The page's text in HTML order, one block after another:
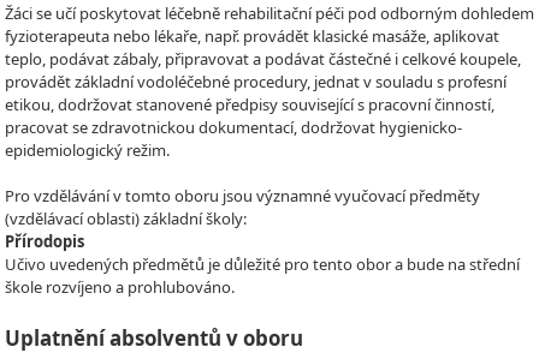
Žáci se učí poskytovat léčebně rehabilitační péči pod odborným dohledem
fyzioterapeuta nebo lékaře, např. provádět klasické masáže, aplikovat
teplo, podávat zábaly, připravovat a podávat částečné i celkové koupele,
provádět základní vodoléčebné procedury, jednat v souladu s profesní
etikou, dodržovat stanovené předpisy související s pracovní činností,
pracovat se zdravotnickou dokumentací, dodržovat hygienicko-
epidemiologický režim.
Pro vzdělávání v tomto oboru jsou významné vyučovací předměty
(vzdělávací oblasti) základní školy:
Přírodopis
Učivo uvedených předmětů je důležité pro tento obor a bude na střední
škole rozvíjeno a prohlubováno.
Uplatnění absolventů v oboru